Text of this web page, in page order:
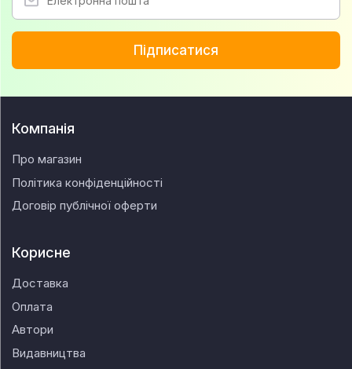
Підписатися
Компанія
Про магазин
Політика конфіденційності
Договір публічної оферти
Корисне
Доставка
Оплата
Автори
Видавництва